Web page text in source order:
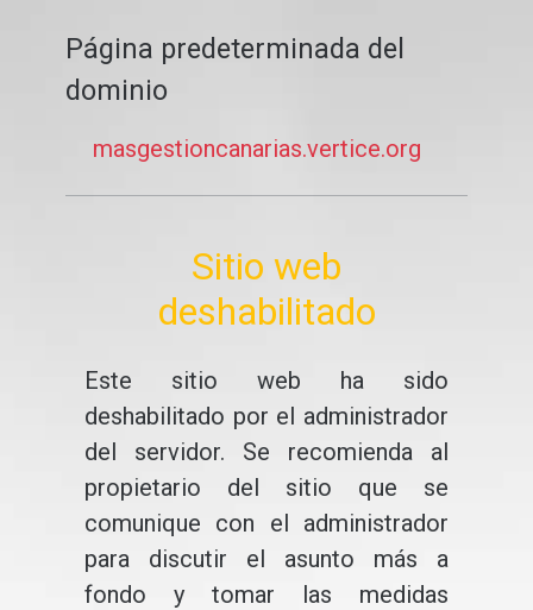
Página predeterminada del
dominio
masgestioncanarias.vertice.org
Sitio web
deshabilitado
Este sitio web ha sido
deshabilitado por el administrador
del servidor. Se recomienda al
propietario del sitio que se
comunique con el administrador
para discutir el asunto más a
fondo y tomar las medidas